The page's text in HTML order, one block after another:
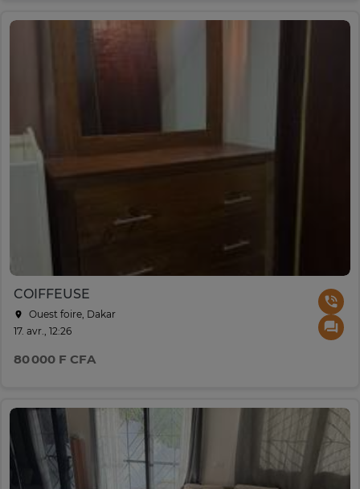
COIFFEUSE
Ouest foire, Dakar
17. avr., 12:26
80 000 F CFA